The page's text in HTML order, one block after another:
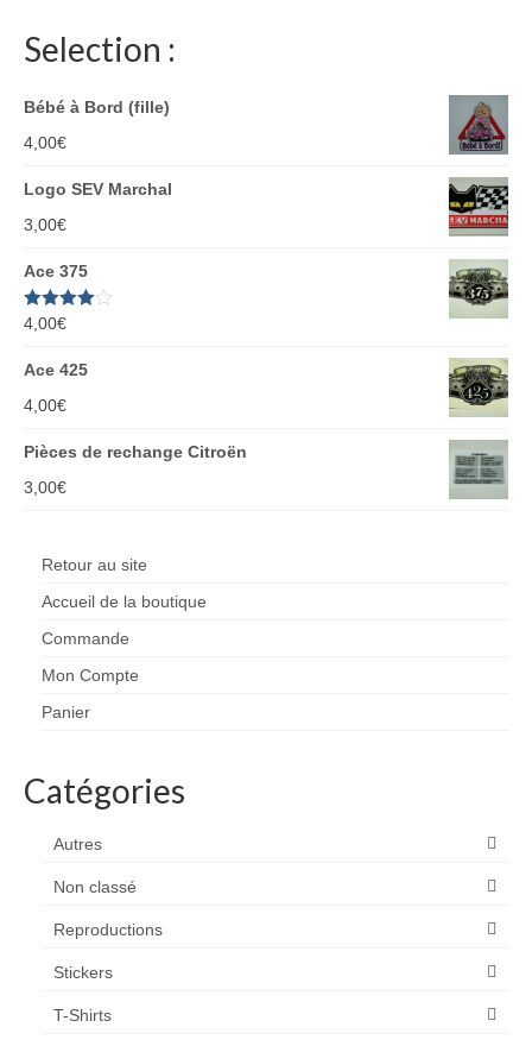
Selection :
Bébé à Bord (fille)
4,00€
Logo SEV Marchal
3,00€
Ace 375
Note4.00
4,00€
Ace 425
4,00€
Pièces de rechange Citroën
3,00€
Retour au site
Accueil de la boutique
Commande
Mon Compte
Panier
Catégories
Autres
Non classé
Reproductions
Stickers
T-Shirts